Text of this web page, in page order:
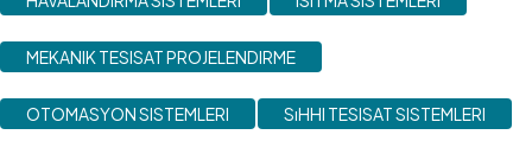
MEKANIK TESISAT PROJELENDIRME
OTOMASYON SISTEMLERI SıHHI TESISAT SISTEMLERI